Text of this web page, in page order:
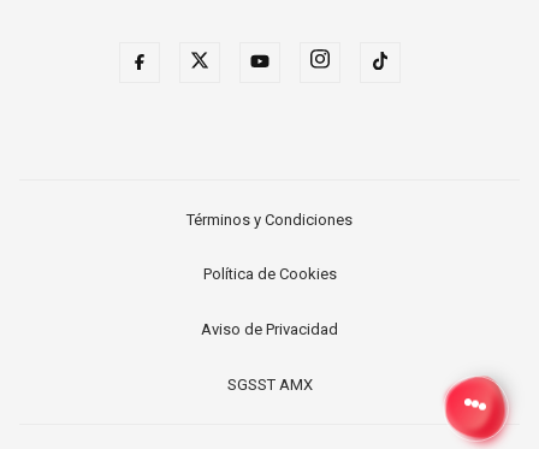
Términos y Condiciones
Política de Cookies
Aviso de Privacidad
SGSST AMX